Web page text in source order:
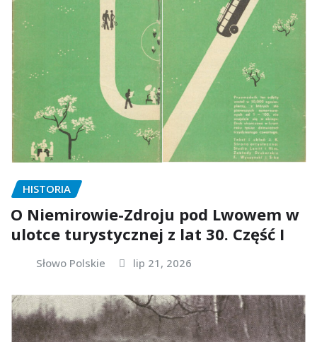
HISTORIA
O Niemirowie-Zdroju pod Lwowem w
ulotce turystycznej z lat 30. Część I
Słowo Polskie lip 21, 2026